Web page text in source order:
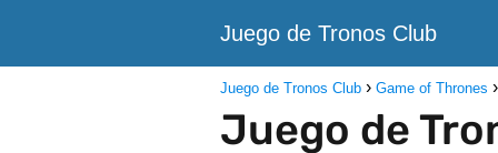
Juego de Tronos Club
Juego de Tronos Club Game of Thrones
Juego de